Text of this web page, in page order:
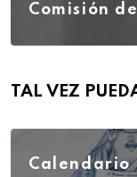
Comisión
TAL VEZ
Calendario